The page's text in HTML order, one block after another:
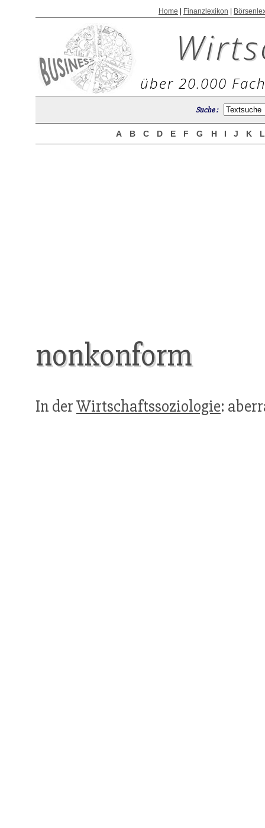
Home Finanzlexikon
über 20.000
Suche :
A B C D E F G H I J K
nonkonform
In derWirtschaftssoziologie: